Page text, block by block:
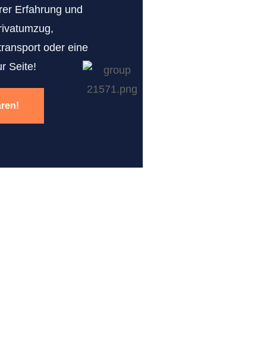
Erfahrung und
oder eine
Seite!